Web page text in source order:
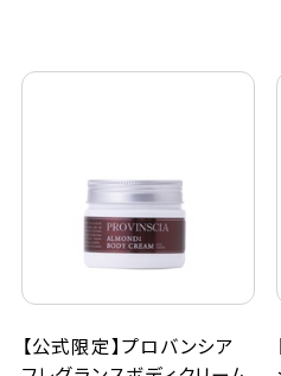
【公式限定】プロバンシア